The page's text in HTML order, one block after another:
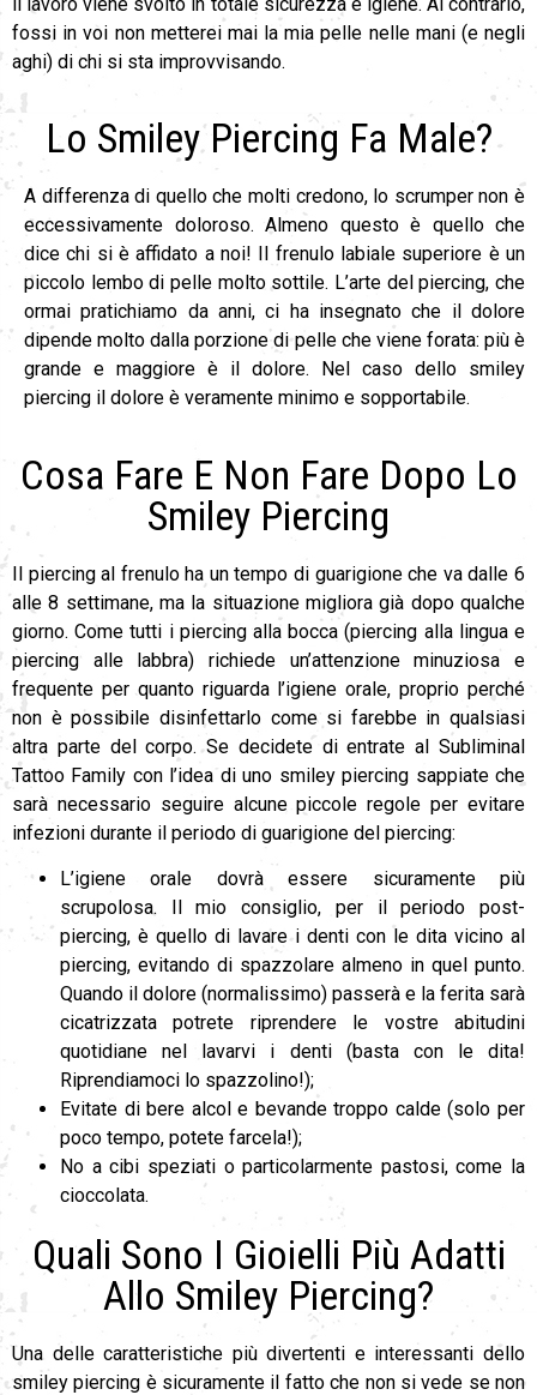
fossi in voi non metterei mai la mia pelle nelle mani (e negli
aghi) di chi si sta improvvisando.
Lo Smiley Piercing Fa Male?
A differenza di quello che molti credono, lo scrumper non è
eccessivamente doloroso. Almeno questo è quello che
dice chi si è affidato a noi! Il frenulo labiale superiore è un
piccolo lembo di pelle molto sottile. L’arte del piercing, che
ormai pratichiamo da anni, ci ha insegnato che il dolore
dipende molto dalla porzione di pelle che viene forata: più è
grande e maggiore è il dolore. Nel caso dello smiley
piercing il dolore è veramente minimo e sopportabile.
Cosa Fare E Non Fare Dopo Lo
Smiley Piercing
Il piercing al frenulo ha un tempo di guarigione che va dalle 6
alle 8 settimane, ma la situazione migliora già dopo qualche
giorno. Come tutti i piercing alla bocca (piercing alla lingua e
piercing alle labbra) richiede un’attenzione minuziosa e
frequente per quanto riguarda l’igiene orale, proprio perché
non è possibile disinfettarlo come si farebbe in qualsiasi
altra parte del corpo. Se decidete di entrate al Subliminal
Tattoo Family con l’idea di uno smiley piercing sappiate che
sarà necessario seguire alcune piccole regole per evitare
infezioni durante il periodo di guarigione del piercing:
L’igiene orale dovrà essere sicuramente più
scrupolosa. Il mio consiglio, per il periodo post-
piercing, è quello di lavare i denti con le dita vicino al
piercing, evitando di spazzolare almeno in quel punto.
Quando il dolore (normalissimo) passerà e la ferita sarà
cicatrizzata potrete riprendere le vostre abitudini
quotidiane nel lavarvi i denti (basta con le dita!
Riprendiamoci lo spazzolino!);
Evitate di bere alcol e bevande troppo calde (solo per
poco tempo, potete farcela!);
No a cibi speziati o particolarmente pastosi, come la
cioccolata.
Quali Sono I Gioielli Più Adatti
Allo Smiley Piercing?
Una delle caratteristiche più divertenti e interessanti dello
smiley piercing è sicuramente il fatto che non si vede se non